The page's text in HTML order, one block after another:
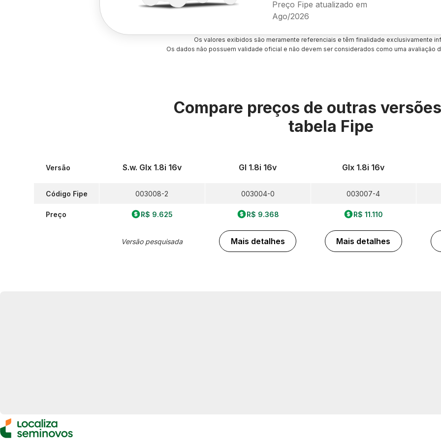
Preço Fipe atualizado em
Ago/2026
Os valores exibidos são meramente referenciais e têm finalidade exclusivamente
Os dados não possuem validade oficial e não devem ser considerados como uma avaliação
Compare preços de outras
tabela Fipe
Versão
Código Fipe
Preço
S.w. Glx 1.8i 16v
003008-2
R$ 9.625
Versão pesquisada
Gl 1.8i 16v
003004-0
R$ 9.368
Mais detalhes
Glx 1.8i 16v
003007-4
R$ 11.110
Mais detalhes